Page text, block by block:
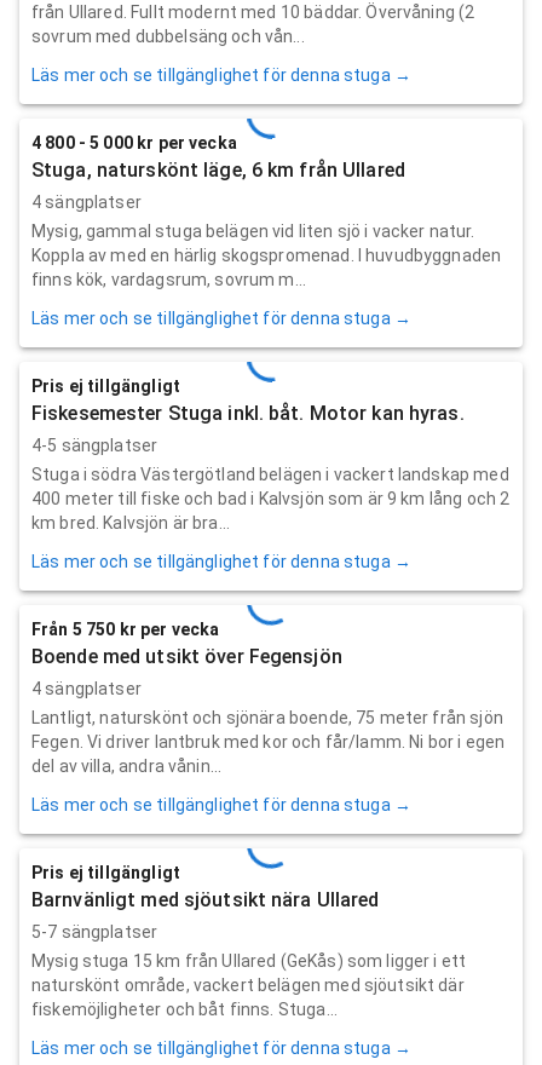
från Ullared. Fullt modernt med 10 bäddar. Övervåning (2
sovrum med dubbelsäng och vån...
Läs mer och se tillgänglighet för denna stuga →
4 800 - 5 000 kr per vecka
Stuga, naturskönt läge, 6 km från Ullared
4 sängplatser
Mysig, gammal stuga belägen vid liten sjö i vacker natur.
Koppla av med en härlig skogspromenad. I huvudbyggnaden
finns kök, vardagsrum, sovrum m...
Läs mer och se tillgänglighet för denna stuga →
Pris ej tillgängligt
Fiskesemester Stuga inkl. båt. Motor kan hyras.
4-5 sängplatser
Stuga i södra Västergötland belägen i vackert landskap med
400 meter till fiske och bad i Kalvsjön som är 9 km lång och 2
km bred. Kalvsjön är bra...
Läs mer och se tillgänglighet för denna stuga →
Från 5 750 kr per vecka
Boende med utsikt över Fegensjön
4 sängplatser
Lantligt, naturskönt och sjönära boende, 75 meter från sjön
Fegen. Vi driver lantbruk med kor och får/lamm. Ni bor i egen
del av villa, andra vånin...
Läs mer och se tillgänglighet för denna stuga →
Pris ej tillgängligt
Barnvänligt med sjöutsikt nära Ullared
5-7 sängplatser
Mysig stuga 15 km från Ullared (GeKås) som ligger i ett
naturskönt område, vackert belägen med sjöutsikt där
fiskemöjligheter och båt finns. Stuga...
Läs mer och se tillgänglighet för denna stuga →